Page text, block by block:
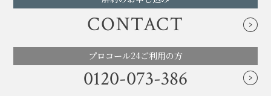
CONTACT
プロコール24ご利用の方
0120-073-386